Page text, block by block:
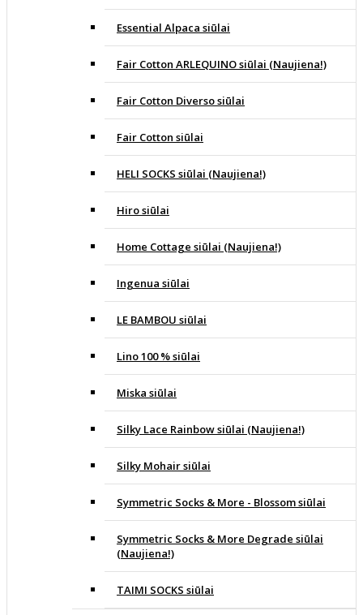
Essential Alpaca siūlai
Fair Cotton ARLEQUINO siūlai (Naujiena!)
Fair Cotton Diverso siūlai
Fair Cotton siūlai
HELI SOCKS siūlai (Naujiena!)
Hiro siūlai
Home Cottage siūlai (Naujiena!)
Ingenua siūlai
LE BAMBOU siūlai
Lino 100 % siūlai
Miska siūlai
Silky Lace Rainbow siūlai (Naujiena!)
Silky Mohair siūlai
Symmetric Socks & More - Blossom siūlai
Symmetric Socks & More Degrade siūlai
(Naujiena!)
TAIMI SOCKS siūlai